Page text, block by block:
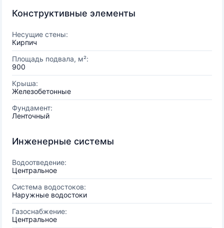
Конструктивные элементы
Несущие стены:
Кирпич
Площадь подвала, м²:
900
Крыша:
Железобетонные
Фундамент:
Ленточный
Инженерные системы
Водоотведение:
Центральное
Система водостоков:
Наружные водостоки
Газоснабжение:
Центральное